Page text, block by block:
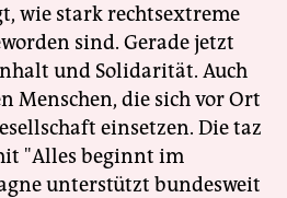
wie stark rechtsextreme
sind. Gerade jetzt
und Solidarität. Auch
Menschen, die sich vor Ort
einsetzen. Die taz
"Alles beginnt im
unterstützt bundesweit